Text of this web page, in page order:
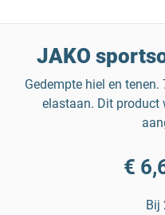
JAKO
Gedempte hiel en tenen.
elastaan. Dit product
€
Bij